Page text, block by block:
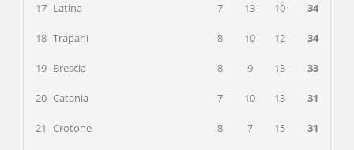
17 Latina 7 13 10 34
18 Trapani 8 10 12 34
19 Brescia 8 9 13 33
20 Catania 7 10 13 31
21 Crotone 8 7 15 31